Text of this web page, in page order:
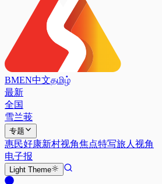
BMEN中文தமிழ்
最新
全国
雪兰莪
专题
惠民好康新村视角焦点特写旅人视角
电子报
Light Theme